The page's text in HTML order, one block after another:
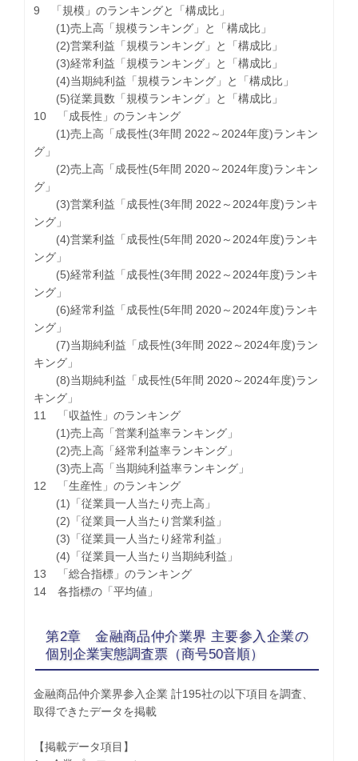
9 「規模」のランキングと「構成比」
(1)売上高「規模ランキング」と「構成比」
(2)営業利益「規模ランキング」と「構成比」
(3)経常利益「規模ランキング」と「構成比」
(4)当期純利益「規模ランキング」と「構成比」
(5)従業員数「規模ランキング」と「構成比」
10 「成長性」のランキング
(1)売上高「成長性(3年間 2022～2024年度)ランキン
グ」
(2)売上高「成長性(5年間 2020～2024年度)ランキン
グ」
(3)営業利益「成長性(3年間 2022～2024年度)ランキ
ング」
(4)営業利益「成長性(5年間 2020～2024年度)ランキ
ング」
(5)経常利益「成長性(3年間 2022～2024年度)ランキ
ング」
(6)経常利益「成長性(5年間 2020～2024年度)ランキ
ング」
(7)当期純利益「成長性(3年間 2022～2024年度)ラン
キング」
(8)当期純利益「成長性(5年間 2020～2024年度)ラン
キング」
11 「収益性」のランキング
(1)売上高「営業利益率ランキング」
(2)売上高「経常利益率ランキング」
(3)売上高「当期純利益率ランキング」
12 「生産性」のランキング
(1)「従業員一人当たり売上高」
(2)「従業員一人当たり営業利益」
(3)「従業員一人当たり経常利益」
(4)「従業員一人当たり当期純利益」
13 「総合指標」のランキング
14 各指標の「平均値」
第2章 金融商品仲介業界 主要参入企業の
個別企業実態調査票（商号50音順）
金融商品仲介業界参入企業 計195社の以下項目を調査、
取得できたデータを掲載
【掲載データ項目】